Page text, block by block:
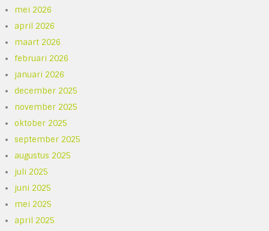
mei 2026
april 2026
maart 2026
februari 2026
januari 2026
december 2025
november 2025
oktober 2025
september 2025
augustus 2025
juli 2025
juni 2025
mei 2025
april 2025